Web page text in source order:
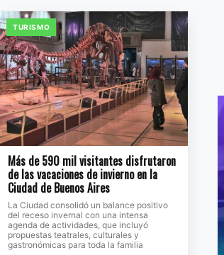
TURISMO
Más de 590 mil visitantes disfrutaron
de las vacaciones de invierno en la
Ciudad de Buenos Aires
La Ciudad consolidó un balance positivo
del receso invernal con una intensa
agenda de actividades, que incluyó
propuestas teatrales, culturales y
gastronómicas para toda la familia